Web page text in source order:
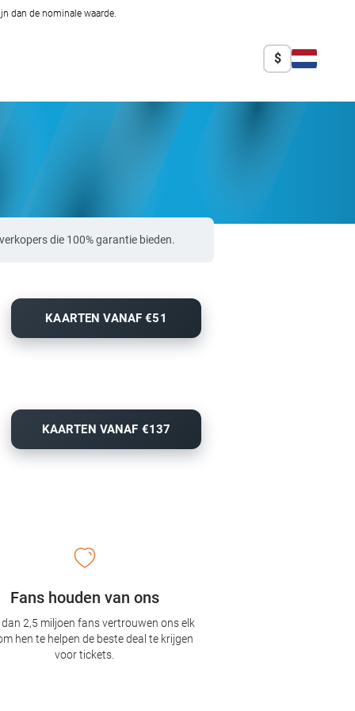
dan de nominale waarde.
$
die 100% garantie bieden.
KAARTEN VANAF €51
KAARTEN VANAF €137
Fans houden van ons
2,5 miljoen fans vertrouwen ons elk
hen te helpen de beste deal te krijgen
voor tickets.